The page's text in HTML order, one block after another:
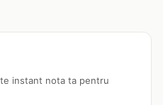
instant nota ta pentru